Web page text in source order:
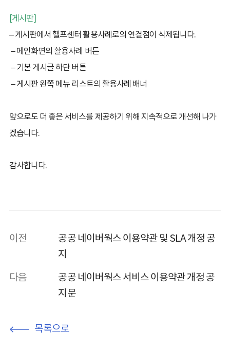
[게시판]
– 게시판에서 헬프센터 활용사례로의 연결점이 삭제됩니다.
– 메인화면의 활용사례 버튼
– 기본 게시글 하단 버튼
– 게시판 왼쪽 메뉴 리스트의 활용사례 배너
앞으로도 더 좋은 서비스를 제공하기 위해 지속적으로 개선해 나가
겠습니다.
감사합니다.
이전
공공 네이버웍스 이용약관 및 SLA 개정 공
지
다음
공공 네이버웍스 서비스 이용약관 개정 공
지문
목록으로